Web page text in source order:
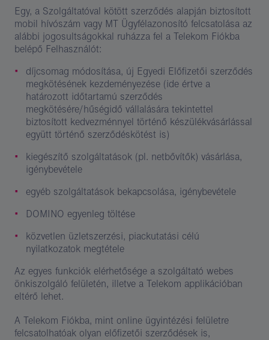
Egy, a Szolgáltatóval kötött szerződés alapján biztosított
mobil hívószám vagy MT Ügyfélazonosító felcsatolása az
alábbi jogosultságokkal ruházza fel a Telekom Fiókba
belépő Felhasználót:
díjcsomag módosítása, új Egyedi Előfizetői szerződés
megkötésének kezdeményezése (ide értve a
határozott időtartamú szerződés
megkötésére/hűségidő vállalására tekintettel
biztosított kedvezménnyel történő készülékvásárlással
együtt történő szerződéskötést is)
kiegészítő szolgáltatások (pl. netbővítők) vásárlása,
igénybevétele
egyéb szolgáltatások bekapcsolása, igénybevétele
DOMINO egyenleg töltése
közvetlen üzletszerzési, piackutatási célú
nyilatkozatok megtétele
Az egyes funkciók elérhetősége a szolgáltató webes
önkiszolgáló felületén, illetve a Telekom applikációban
eltérő lehet.
A Telekom Fiókba, mint online ügyintézési felületre
felcsatolhatóak olyan előfizetői szerződések is,